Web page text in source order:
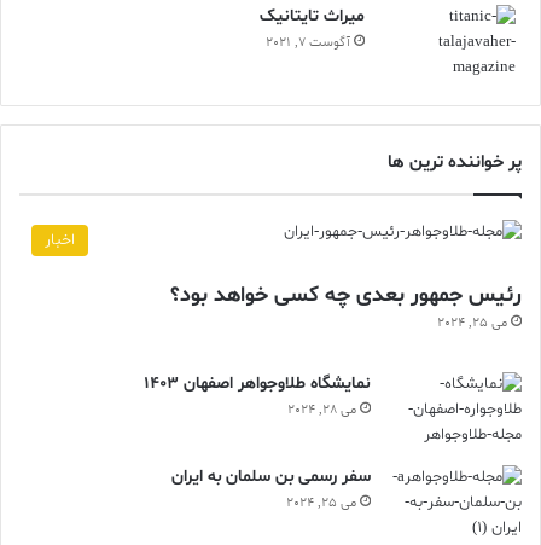
ميراث تايتانيک
آگوست 7, 2021
پر خواننده ترین ها
اخبار
رئیس جمهور بعدی چه کسی خواهد بود؟
می 25, 2024
نمایشگاه طلاوجواهر اصفهان 1403
می 28, 2024
سفر رسمی بن سلمان به ایران
می 25, 2024